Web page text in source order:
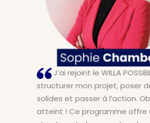
J’ai rejoint le WILLA
structurer mon projet, poser
solides et passer à l’action.
atteint ! Ce programme offre